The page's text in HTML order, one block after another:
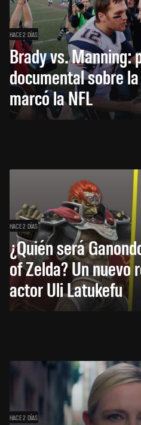
HACE 2 DÍAS
Brady vs. Manning:
documental sobre
marcó la NFL
HACE 2 DÍAS
¿Quién será
of Zelda? Un nuevo
actor Uli Latukefu
HACE 2 DÍAS